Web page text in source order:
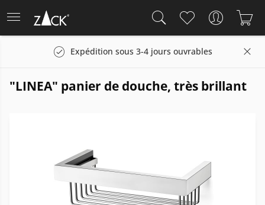
Expédition sous 3-4 jours ouvrables
"LINEA" panier de douche, très brillant